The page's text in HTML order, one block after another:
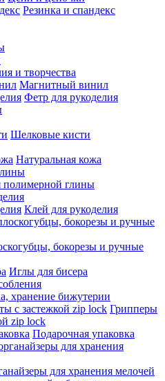
Резинка и спандекс
и творчества
Магнитный винил
Фетр для рукоделия
Шелковые кисти
Натуральная кожа
полимерной глины
Клей для рукоделия
бокорезы и ручные
Иглы для бисера
хранение бижутерии
Грипперы
zip lock
Подарочная упаковка
для хранения мелочей